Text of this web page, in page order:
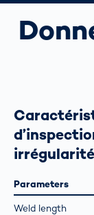
Parameters
Weld length